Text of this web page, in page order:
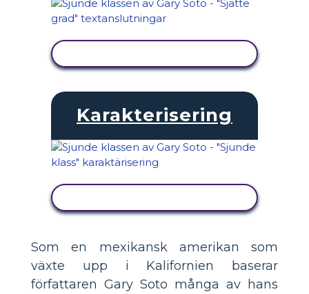
Karakterisering
Som en mexikansk amerikan som
växte upp i Kalifornien baserar
författaren Gary Soto många av hans